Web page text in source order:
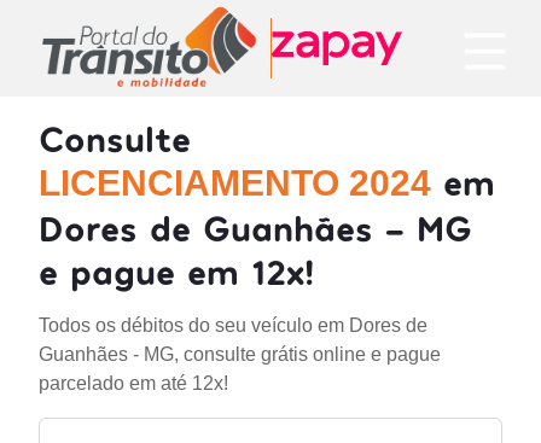
Consulte
LICENCIAMENTO 2024 em
Dores de Guanhães - MG
e pague em 12x!
Todos os débitos do seu veículo em Dores de
Guanhães - MG, consulte grátis online e pague
parcelado em até 12x!